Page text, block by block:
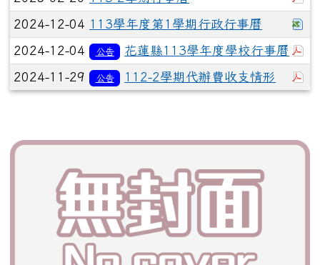
2024-12-04 113學年度第1學期行政行事曆
2024-12-04 公告 花蓮縣113學年度學校行事曆
2024-11-29 公告 112-2學期代辦費收支情形